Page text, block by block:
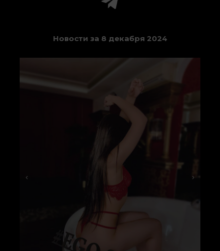
Новости за 8 декабря 2024